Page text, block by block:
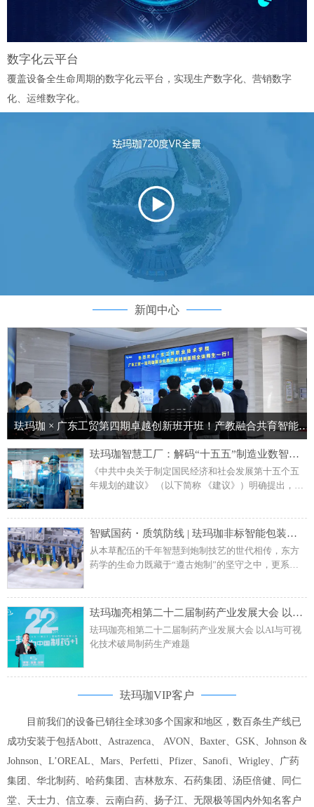
数字化云平台
覆盖设备全生命周期的数字化云平台，实现生产数字化、营销数字
化、运维数字化。
新闻中心
珐玛珈 × 广东工贸第四期卓越创新班开班！产教融合共育智能制造核心人才
珐玛珈智慧工厂：解码“十五五”制造业数智化转型蓝图
《中共中央关于制定国民经济和社会发展第十五个五
年规划的建议》 （以下简称 《建议》）明确提出，要
质升级。
智赋国药・质筑防线 | 珐玛珈非标智能包装线携手百年药企把控品质终关
从本草配伍的千年智慧到炮制技艺的世代相传，东方
药学的生命力既藏于“遵古炮制”的坚守之中，更系
化解决方案，为某百年药企匠心产品安宫牛黄丸打造
定制包装产线，以技术服务破解传统包装痛点，实现
生产效率与产品质量双重突破。
珐玛珈亮相第二十二届制药产业发展大会 以AI与可视化技术破局制药生产难题
珐玛珈亮相第二十二届制药产业发展大会 以AI与可视
化技术破局制药生产难题
珐玛珈VIP客户
目前我们的设备已销往全球30多个国家和地区，数百条生产线已
成功安装于包括Abott、Astrazenca、 AVON、Baxter、GSK、Johnson &
Johnson、L’OREAL、Mars、Perfetti、Pfizer、Sanofi、Wrigley、广药
集团、华北制药、哈药集团、吉林敖东、石药集团、汤臣倍健、同仁
堂、天士力、信立泰、云南白药、扬子江、无限极等国内外知名客户